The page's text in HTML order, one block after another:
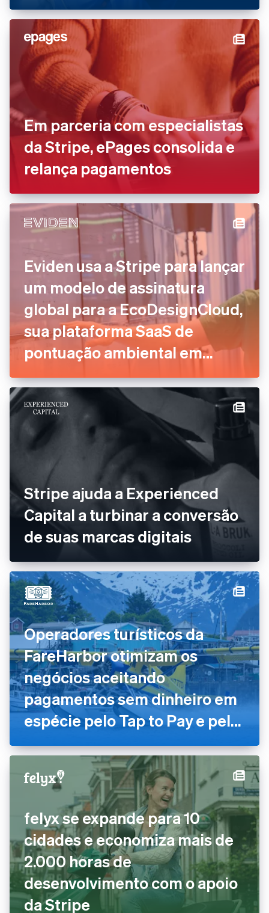
Em parceria com especialistas
da Stripe, ePages consolida e
relança pagamentos
Eviden usa a Stripe para lançar
um modelo de assinatura
global para a EcoDesignCloud,
sua plataforma SaaS de
pontuação ambiental em
tempo real
Stripe ajuda a Experienced
Capital a turbinar a conversão
de suas marcas digitais
Operadores turísticos da
FareHarbor otimizam os
negócios aceitando
pagamentos sem dinheiro em
espécie pelo Tap to Pay e pelo
Stripe Terminal
felyx se expande para 10
cidades e economiza mais de
2.000 horas de
desenvolvimento com o apoio
da Stripe